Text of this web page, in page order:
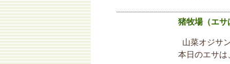
猪牧場（エサ
山菜オジサ
本日のエサは